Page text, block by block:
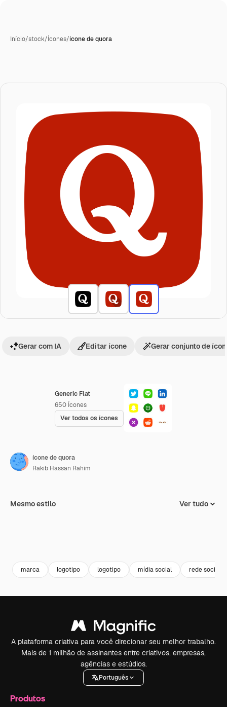
Início/stock/Ícones/ícone de quora
Generic Flat
650 Ícones
Ver todos os ícones
Gerar com IA Editar ícone Gerar conjunto de
ícone de quora
Rakib Hassan Rahim
Mesmo estilo Ver tudo
marca logotipo logotipo mídia social rede social
A plataforma criativa para você direcionar seu melhor trabalho.
Mais de 1 milhão de assinantes entre criativos, empresas,
agências e estúdios.
Português
Produtos